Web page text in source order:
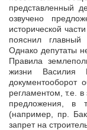
представленный
озвучено
исторической
пояснил главный
Однако депутаты
Правила
жизни Василия
документооборот
регламентом, т.е.
предложения, в
(например, пр.
запрет на